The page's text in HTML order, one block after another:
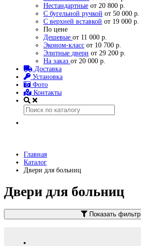
Нестандартные от 20 800 р.
С бугельной ручкой от 50 000 р.
С верхней вставкой от 19 000 р.
По цене
Дешевые от 11 000 р.
Эконом-класс от 10 700 р.
Элитные двери от 29 200 р.
На заказ от 20 000 р.
Доставка
Установка
Фото
Контакты
Главная
Каталог
Двери для больниц
Двери для больниц
Показать фильтр